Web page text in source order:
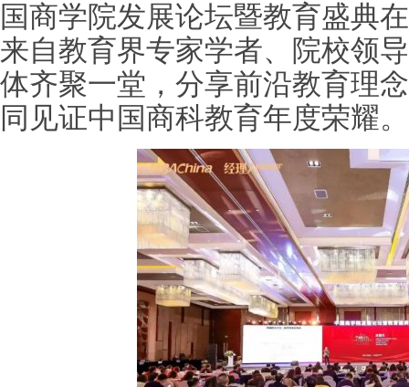
国商学院发展论坛暨教育盛典
来自教育界专家学者、院校领
体齐聚一堂，分享前沿教育理
同见证中国商科教育年度荣耀。